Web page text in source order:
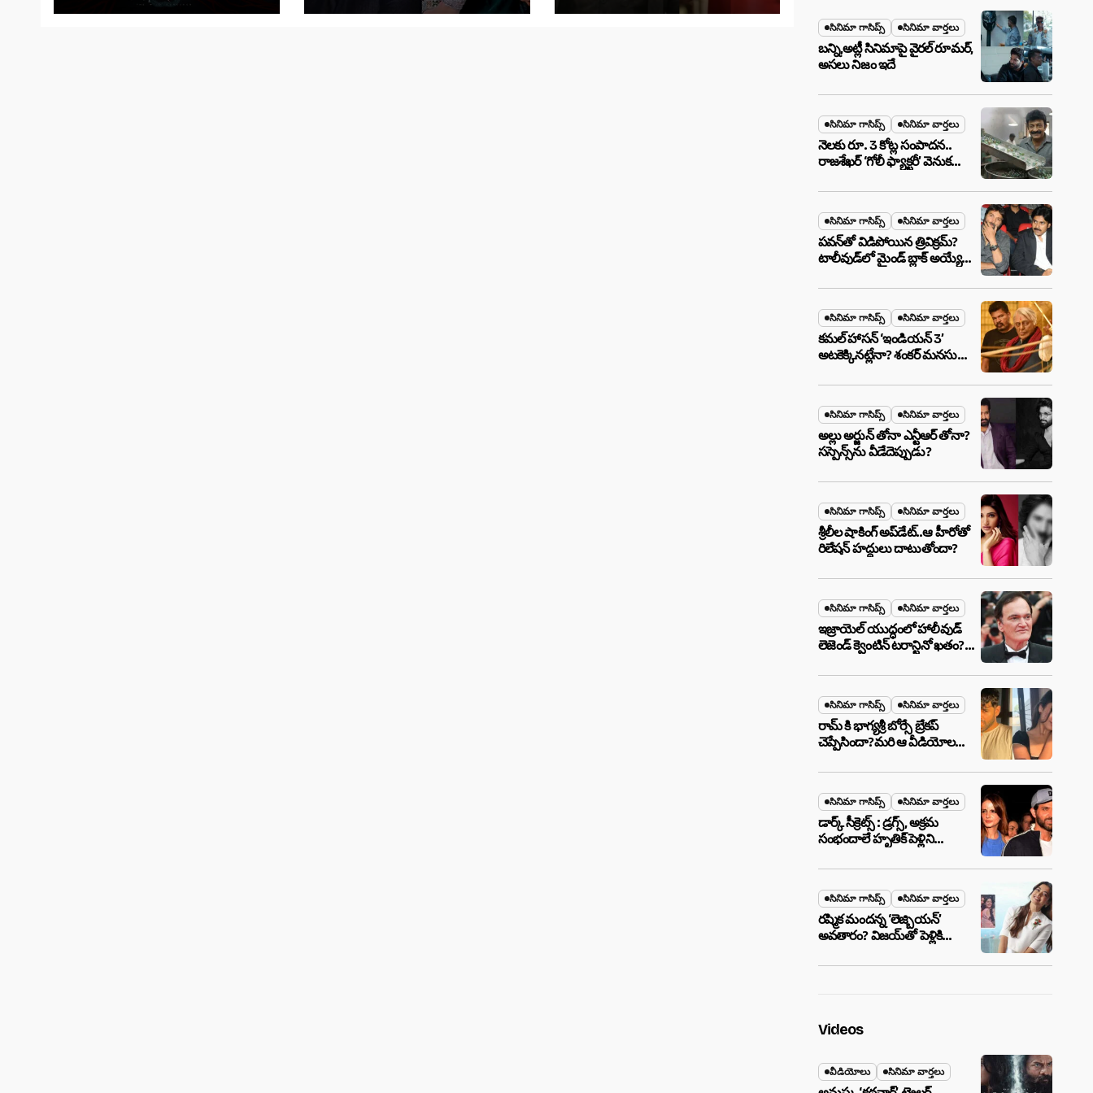
సినిమా గాసిప్స్ సినిమా వార్తలు
బన్ని,అట్లీ సినిమాపై వైరల్ రూమర్,
అసలు నిజం ఇదే
సినిమా గాసిప్స్ సినిమా వార్తలు
నెలకు రూ. 3 కోట్ల సంపాదన..
రాజశేఖర్ ‘గోలీ ఫ్యాక్టరీ’ వెనుక
సినిమా గాసిప్స్ సినిమా వార్తలు
పవన్‌తో విడిపోయిన త్రివిక్రమ్?
టాలీవుడ్‌లో మైండ్ బ్లాక్ అయ్యే
సినిమా గాసిప్స్ సినిమా వార్తలు
కమల్ హాసన్ ‘ఇండియన్ 3’
అటకెక్కినట్లేనా? శంకర్ మనసులో
జరుగుతోంది!
సినిమా గాసిప్స్ సినిమా వార్తలు
అల్లు అర్జున్ తోనా ఎన్టీఆర్ తోనా?
సస్పెన్స్‌ను వీడేదెప్పుడు?
సినిమా గాసిప్స్ సినిమా వార్తలు
శ్రీలీల షాకింగ్ అప్‌డేట్..ఆ హీరోతో
రిలేషన్ హద్దులు దాటుతోందా?
సినిమా గాసిప్స్ సినిమా వార్తలు
ఇజ్రాయెల్ యుద్ధంలో హాలీవుడ్
లెజెండ్ క్వెంటిన్ టరాన్టినో ఖతం?
బూడిదయ్యారా? అసలు నిజం
ఇదీ!
సినిమా గాసిప్స్ సినిమా వార్తలు
రామ్ కి భాగ్యశ్రీ బోర్సే బ్రేకప్
చెప్పేసిందా?మరి ఆ వీడియోల
సినిమా గాసిప్స్ సినిమా వార్తలు
డార్క్ సీక్రెట్స్ : డ్రగ్స్, అక్రమ
సంభందాలే హృతిక్ పెళ్లిని
సినిమా గాసిప్స్ సినిమా వార్తలు
రష్మిక మందన్న ‘లెజ్బియన్’
అవతారం? విజయ్‌తో పెళ్లికి
,నిజమేనా?
Videos
వీడియోలు సినిమా వార్తలు